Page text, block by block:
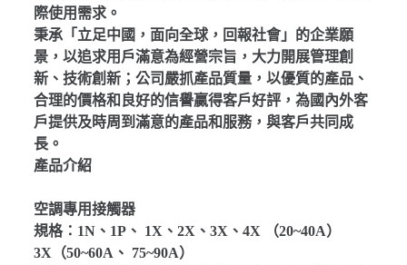
際使用需求。
秉承「立足中國，面向全球，回報社會」的企業願
景，以追求用戶滿意為經營宗旨，大力開展管理創
新、技術創新；公司嚴抓產品質量，以優質的產品、
合理的價格和良好的信譽贏得客戶好評，為國內外客
戶提供及時周到滿意的產品和服務，與客戶共同成
長。
產品介紹
空調專用接觸器
規格：1N、1P、 1X、2X、3X、4X （20~40A）
3X（50~60A、 75~90A）